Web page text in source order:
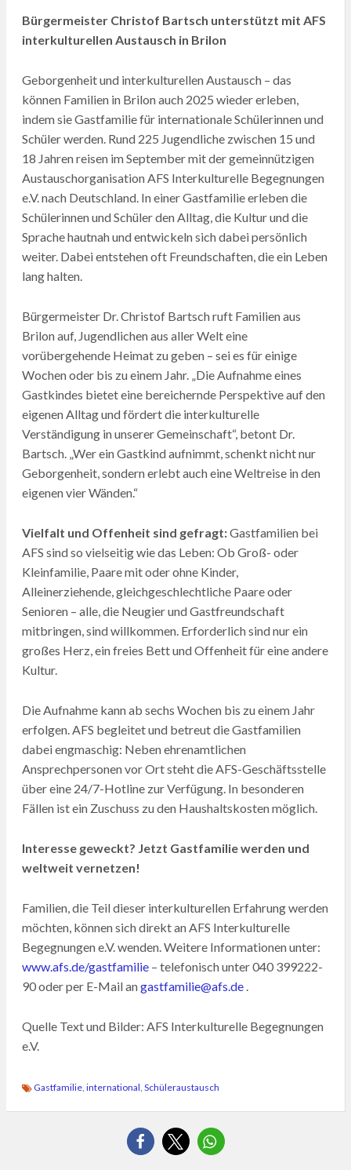
Bürgermeister Christof Bartsch unterstützt mit AFS
interkulturellen Austausch in Brilon
Geborgenheit und interkulturellen Austausch – das
können Familien in Brilon auch 2025 wieder erleben,
indem sie Gastfamilie für internationale Schülerinnen und
Schüler werden. Rund 225 Jugendliche zwischen 15 und
18 Jahren reisen im September mit der gemeinnützigen
Austauschorganisation AFS Interkulturelle Begegnungen
e.V. nach Deutschland. In einer Gastfamilie erleben die
Schülerinnen und Schüler den Alltag, die Kultur und die
Sprache hautnah und entwickeln sich dabei persönlich
weiter. Dabei entstehen oft Freundschaften, die ein Leben
lang halten.
Bürgermeister Dr. Christof Bartsch ruft Familien aus
Brilon auf, Jugendlichen aus aller Welt eine
vorübergehende Heimat zu geben – sei es für einige
Wochen oder bis zu einem Jahr. „Die Aufnahme eines
Gastkindes bietet eine bereichernde Perspektive auf den
eigenen Alltag und fördert die interkulturelle
Verständigung in unserer Gemeinschaft“, betont Dr.
Bartsch. „Wer ein Gastkind aufnimmt, schenkt nicht nur
Geborgenheit, sondern erlebt auch eine Weltreise in den
eigenen vier Wänden.“
Vielfalt und Offenheit sind gefragt:Gastfamilien bei
AFS sind so vielseitig wie das Leben: Ob Groß- oder
Kleinfamilie, Paare mit oder ohne Kinder,
Alleinerziehende, gleichgeschlechtliche Paare oder
Senioren – alle, die Neugier und Gastfreundschaft
mitbringen, sind willkommen. Erforderlich sind nur ein
großes Herz, ein freies Bett und Offenheit für eine andere
Kultur.
Die Aufnahme kann ab sechs Wochen bis zu einem Jahr
erfolgen. AFS begleitet und betreut die Gastfamilien
dabei engmaschig: Neben ehrenamtlichen
Ansprechpersonen vor Ort steht die AFS-Geschäftsstelle
über eine 24/7-Hotline zur Verfügung. In besonderen
Fällen ist ein Zuschuss zu den Haushaltskosten möglich.
Interesse geweckt? Jetzt Gastfamilie werden und
weltweit vernetzen!
Familien, die Teil dieser interkulturellen Erfahrung werden
möchten, können sich direkt an AFS Interkulturelle
Begegnungen e.V. wenden. Weitere Informationen unter:
www.afs.de/gastfamilie– telefonisch unter 040 399222-
90 oder per E-Mail angastfamilie@afs.de.
Quelle Text und Bilder: AFS Interkulturelle Begegnungen
e.V.
Gastfamilie, international Schüleraustausch